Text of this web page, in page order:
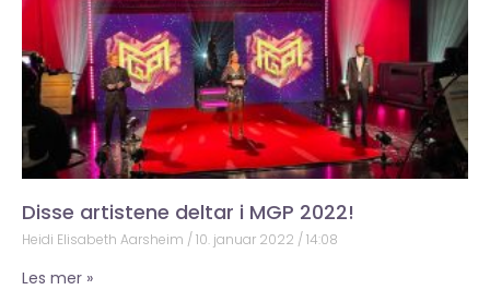
Disse artistene deltar i MGP 2022!
Heidi Elisabeth Aarsheim 10. januar 2022 14:08
Les mer »